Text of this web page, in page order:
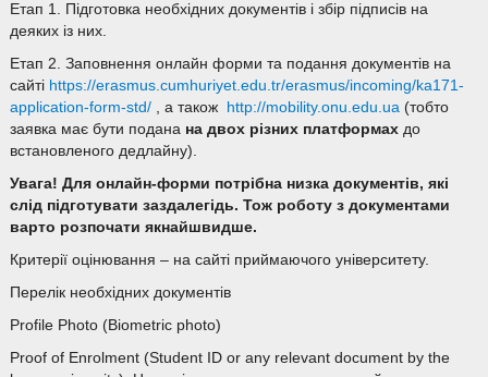
Етап 1. Підготовка необхідних документів і збір підписів на
деяких із них.
Етап 2. Заповнення онлайн форми та подання документів на
сайті https://erasmus.cumhuriyet.edu.tr/erasmus/incoming/ka171-
application-form-std/, а також http://mobility.onu.edu.ua(тобто
заявка має бути подана на двох різних платформахдо
встановленого дедлайну).
Увага! Для онлайн-форми потрібна низка документів, які
слід підготувати заздалегідь. Тож роботу з документами
варто розпочати якнайшвидше.
Критерії оцінювання – на сайті приймаючого університету.
Перелік необхідних документів
Profile Photo (Biometric photo)
Proof of Enrolment (Student ID or any relevant document by the